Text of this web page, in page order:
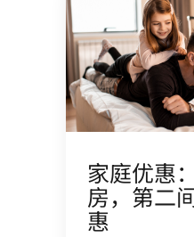
家庭优惠
房，第二
惠